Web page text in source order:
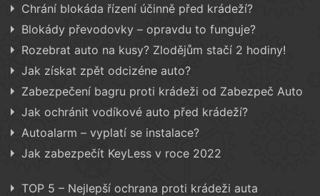
Chrání blokáda řízení účinně před krádeží?
Blokády převodovky – opravdu to funguje?
Rozebrat auto na kusy? Zlodějům stačí 2 hodiny!
Jak získat zpět odcizéne auto?
Zabezpečení bagru proti krádeži od Zabezpeč Auto
Jak ochránit vodíkové auto před krádeží?
Autoalarm – vyplatí se instalace?
Jak zabezpečít KeyLess v roce 2022
TOP 5 – Nejlepší ochrana proti krádeži auta